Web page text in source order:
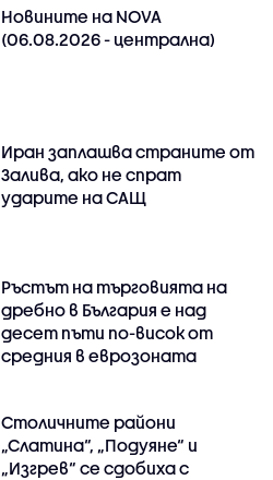
Новините на NOVA
(06.08.2026 - централна)
Иран заплашва страните от
Залива, ако не спрат
ударите на САЩ
Ръстът на търговията на
дребно в България е над
десет пъти по-висок от
средния в еврозоната
Столичните райони
„Слатина“, „Подуяне“ и
„Изгрев“ се сдобиха с